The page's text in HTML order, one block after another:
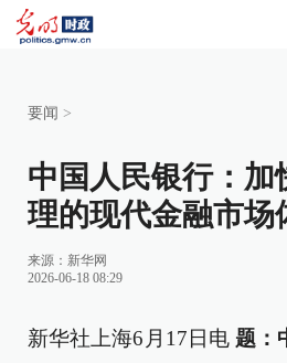
要闻 >
中国人民银行：加
理的现代金融市场
来源： 新华网
2026-06-18 08:29
新华社上海6月17日电 题：